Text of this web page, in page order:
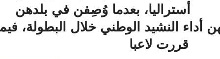
أستراليا، بعدما وُصِفن في بلدهن
النشيد الوطني خلال البطولة، فيما
قررت لاعبا